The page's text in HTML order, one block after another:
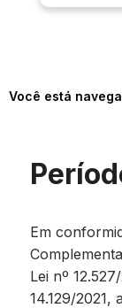
Você está
Em
Lei nº
14.129/2021,